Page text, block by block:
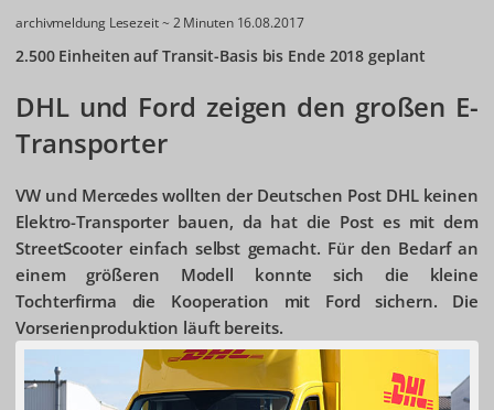
archivmeldung Lesezeit ~ 2 Minuten 16.08.2017
2.500 Einheiten auf Transit-Basis bis Ende 2018 geplant
DHL und Ford zeigen den großen E-
Transporter
VW und Mercedes wollten der Deutschen Post DHL keinen
Elektro-Transporter bauen, da hat die Post es mit dem
StreetScooter einfach selbst gemacht. Für den Bedarf an
einem größeren Modell konnte sich die kleine
Tochterfirma die Kooperation mit Ford sichern. Die
Vorserienproduktion läuft bereits.